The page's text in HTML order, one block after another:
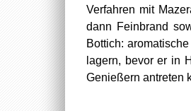
Verfahren mit
dann Feinbrand
Bottich:
lagern, bevor er in
Genießern antreten